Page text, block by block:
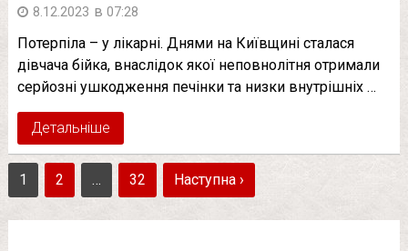
8.12.2023 в 07:28
Потерпіла – у лікарні. Днями на Київщині сталася
дівчача бійка, внаслідок якої неповнолітня отримали
серйозні ушкодження печінки та низки внутрішніх …
Детальніше
1 2 … 32 Наступна ›